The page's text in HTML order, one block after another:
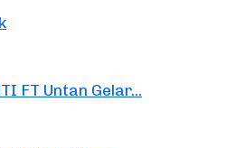
FT Untan Gelar...